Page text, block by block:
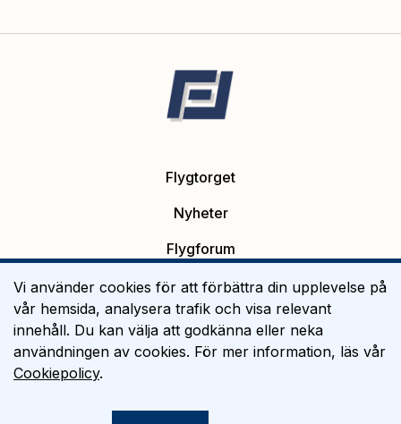
Flygtorget
Nyheter
Flygforum
Platsannonser
Flygutbildning
Om Flygtorget
Vi använder cookies för att förbättra din upplevelse på
vår hemsida, analysera trafik och visa relevant
innehåll. Du kan välja att godkänna eller neka
användningen av cookies. För mer information, läs vår
Cookiepolicy.